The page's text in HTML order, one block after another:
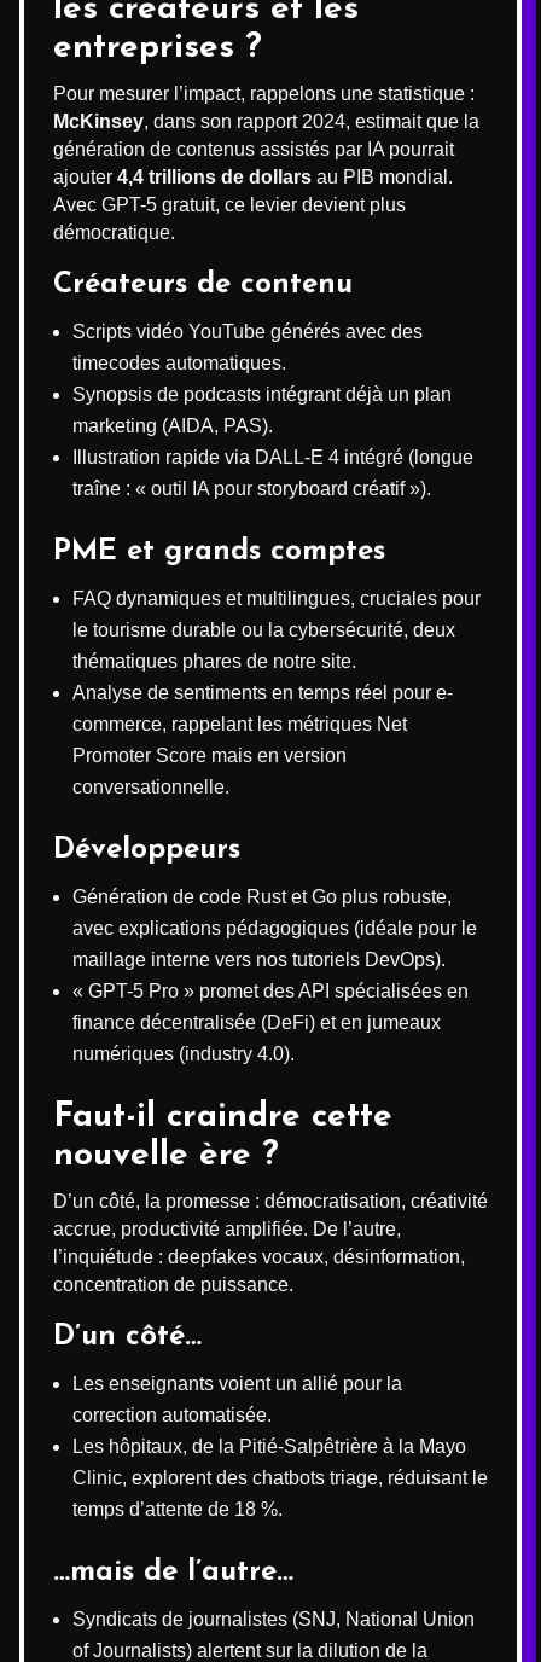
les créateurs et les
entreprises ?
Pour mesurer l’impact, rappelons une statistique :
McKinsey, dans son rapport 2024, estimait que la
génération de contenus assistés par IA pourrait
ajouter 4,4 trillions de dollars au PIB mondial.
Avec GPT-5 gratuit, ce levier devient plus
démocratique.
Créateurs de contenu
Scripts vidéo YouTube générés avec des
timecodes automatiques.
Synopsis de podcasts intégrant déjà un plan
marketing (AIDA, PAS).
Illustration rapide via DALL-E 4 intégré (longue
traîne : « outil IA pour storyboard créatif »).
PME et grands comptes
FAQ dynamiques et multilingues, cruciales pour
le tourisme durable ou la cybersécurité, deux
thématiques phares de notre site.
Analyse de sentiments en temps réel pour e-
commerce, rappelant les métriques Net
Promoter Score mais en version
conversationnelle.
Développeurs
Génération de code Rust et Go plus robuste,
avec explications pédagogiques (idéale pour le
maillage interne vers nos tutoriels DevOps).
« GPT-5 Pro » promet des API spécialisées en
finance décentralisée (DeFi) et en jumeaux
numériques (industry 4.0).
Faut-il craindre cette
nouvelle ère ?
D’un côté, la promesse : démocratisation, créativité
accrue, productivité amplifiée. De l’autre,
l’inquiétude : deepfakes vocaux, désinformation,
concentration de puissance.
D’un côté…
Les enseignants voient un allié pour la
correction automatisée.
Les hôpitaux, de la Pitié-Salpêtrière à la Mayo
Clinic, explorent des chatbots triage, réduisant le
temps d’attente de 18 %.
…mais de l’autre…
Syndicats de journalistes (SNJ, National Union
of Journalists) alertent sur la dilution de la